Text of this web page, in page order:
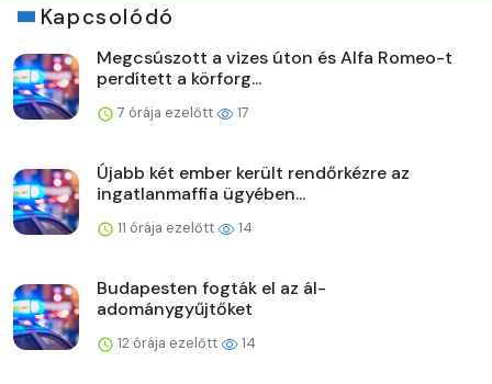
Kapcsolódó
Megcsúszott a vizes úton és Alfa Romeo-t
perdített a körforg...
7 órája ezelőtt 17
Újabb két ember került rendőrkézre az
ingatlanmaffia ügyében...
11 órája ezelőtt 14
Budapesten fogták el az ál-
adománygyűjtőket
12 órája ezelőtt 14